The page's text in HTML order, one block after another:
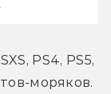
PS4, PS5,
моряков.